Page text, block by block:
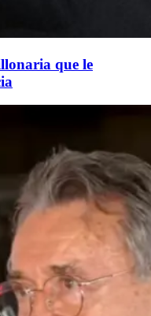
que le